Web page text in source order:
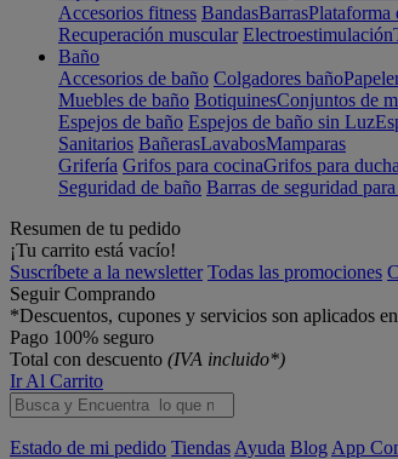
Accesorios fitness BandasBarrasPlataforma
Recuperación muscular Electroestimulación
Baño
Accesorios de baño Colgadores baño
Muebles de baño BotiquinesConjuntos de
Espejos de baño Espejos de baño sin Luz
Sanitarios BañerasLavabosMamparas
Grifería Grifos para cocinaGrifos para ducha
Seguridad de baño Barras de seguridad
Resumen de tu pedido
¡Tu carrito está vacío!
Suscríbete a la newsletter Todas las promociones
Seguir Comprando
*Descuentos, cupones y servicios son aplicados
Pago 100% seguro
Total con descuento (IVA incluido*)
Ir Al Carrito
Estado de mi pedido Tiendas Ayuda Blog App